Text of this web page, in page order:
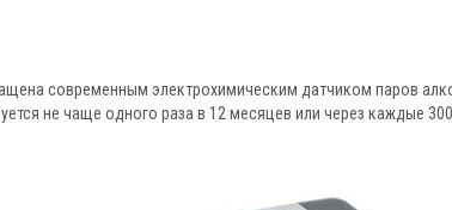
современным электрохимическим датчиком паров
не чаще одного раза в 12 месяцев или через каждые